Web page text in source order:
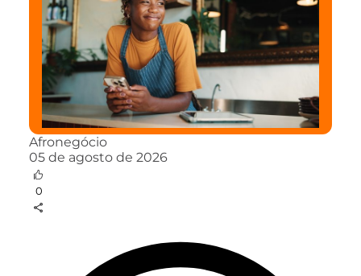
Afronegócio
05 de agosto de 2026
0